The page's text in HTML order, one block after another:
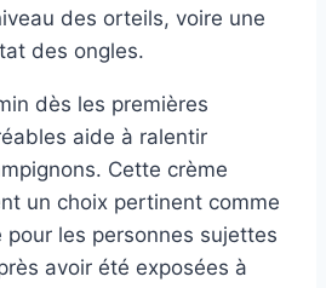
des orteils, voire une
des ongles.
dès les premières
aide à ralentir
Cette crème
un choix pertinent comme
pour les personnes sujettes
avoir été exposées à